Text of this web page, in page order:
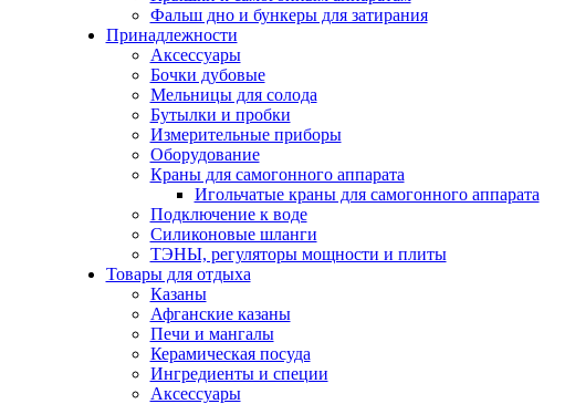
Фальш дно и бункеры для затирания
Принадлежности
Аксессуары
Бочки дубовые
Мельницы для солода
Бутылки и пробки
Измерительные приборы
Оборудование
Краны для самогонного аппарата
Игольчатые краны для самогонного аппарата
Подключение к воде
Силиконовые шланги
ТЭНЫ, регуляторы мощности и плиты
Товары для отдыха
Казаны
Афганские казаны
Печи и мангалы
Керамическая посуда
Ингредиенты и специи
Аксессуары